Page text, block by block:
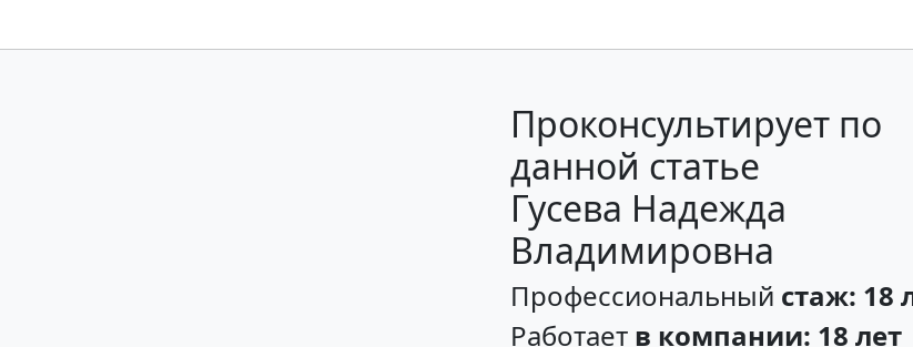
Проконсультирует по
данной статье
Гусева Надежда
Владимировна
Профессиональный стаж: 18
Работает в компании: 18 лет